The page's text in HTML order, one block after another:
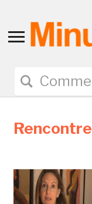
Toggle
navigation